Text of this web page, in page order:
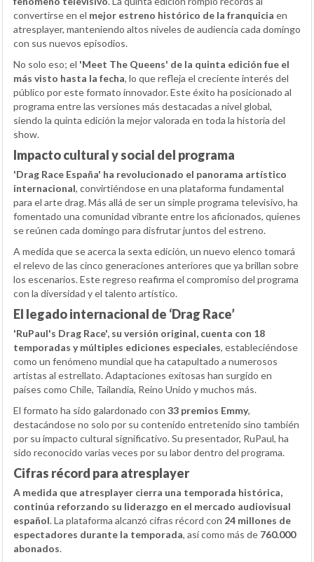
convertirse en el mejor estreno histórico de la franquicia en
atresplayer, manteniendo altos niveles de audiencia cada domingo
con sus nuevos episodios.
No solo eso; el 'Meet The Queens' de la quinta edición fue el
más visto hasta la fecha, lo que refleja el creciente interés del
público por este formato innovador. Este éxito ha posicionado al
programa entre las versiones más destacadas a nivel global,
siendo la quinta edición la mejor valorada en toda la historia del
show.
Impacto cultural y social del programa
'Drag Race España' ha revolucionado el panorama artístico
internacional, convirtiéndose en una plataforma fundamental
para el arte drag. Más allá de ser un simple programa televisivo, ha
fomentado una comunidad vibrante entre los aficionados, quienes
se reúnen cada domingo para disfrutar juntos del estreno.
A medida que se acerca la sexta edición, un nuevo elenco tomará
el relevo de las cinco generaciones anteriores que ya brillan sobre
los escenarios. Este regreso reafirma el compromiso del programa
con la diversidad y el talento artístico.
El legado internacional de ‘Drag Race’
'RuPaul's Drag Race', su versión original, cuenta con 18
temporadas y múltiples ediciones especiales, estableciéndose
como un fenómeno mundial que ha catapultado a numerosos
artistas al estrellato. Adaptaciones exitosas han surgido en
países como Chile, Tailandia, Reino Unido y muchos más.
El formato ha sido galardonado con 33 premios Emmy,
destacándose no solo por su contenido entretenido sino también
por su impacto cultural significativo. Su presentador, RuPaul, ha
sido reconocido varias veces por su labor dentro del programa.
Cifras récord para atresplayer
A medida que atresplayer cierra una temporada histórica,
continúa reforzando su liderazgo en el mercado audiovisual
español. La plataforma alcanzó cifras récord con 24 millones de
espectadores durante la temporada, así como más de 760.000
abonados.